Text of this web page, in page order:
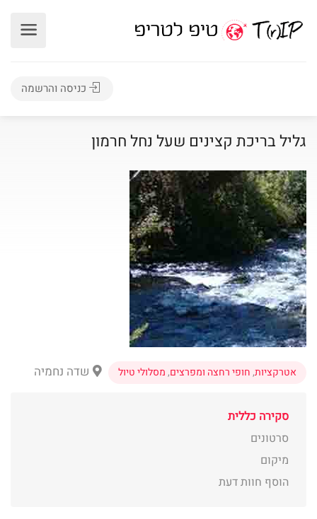
כניסה והרשמה
גליל בריכת קצינים שעל נחל חרמון
אטרקציות,חופי רחצה ומפרצים,מסלולי טיול שדה נחמיה
סקירה כללית
סרטונים
מיקום
הוסף חוות דעת